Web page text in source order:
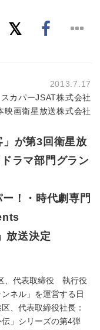
2013.7.17
スカパーJSAT株式会社
映画衛星放送株式会社
が第3回衛星放
ラマ部門グラン
！・時代劇専門
放送決定
、代表取締役 執行役
ネル」を運営する日
、代表取締役社長：
」シリーズの第4弾